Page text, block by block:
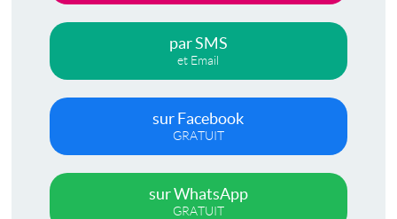
par SMS
et Email
sur Facebook
GRATUIT
sur WhatsApp
GRATUIT